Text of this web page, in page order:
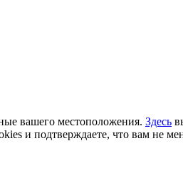
вашего местоположения. Здесь
и подтверждаете, что вам не